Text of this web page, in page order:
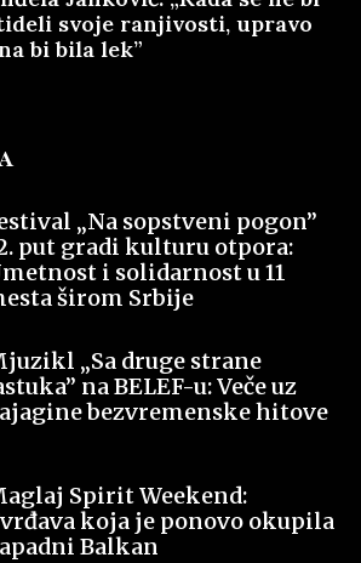
svoje ranjivosti, upravo
bi bila lek”
„Na sopstveni pogon”
put gradi kulturu otpora:
i solidarnost u 11
širom Srbije
„Sa druge strane
na BELEF-u: Veče uz
bezvremenske hitove
Spirit Weekend:
koja je ponovo okupila
Balkan